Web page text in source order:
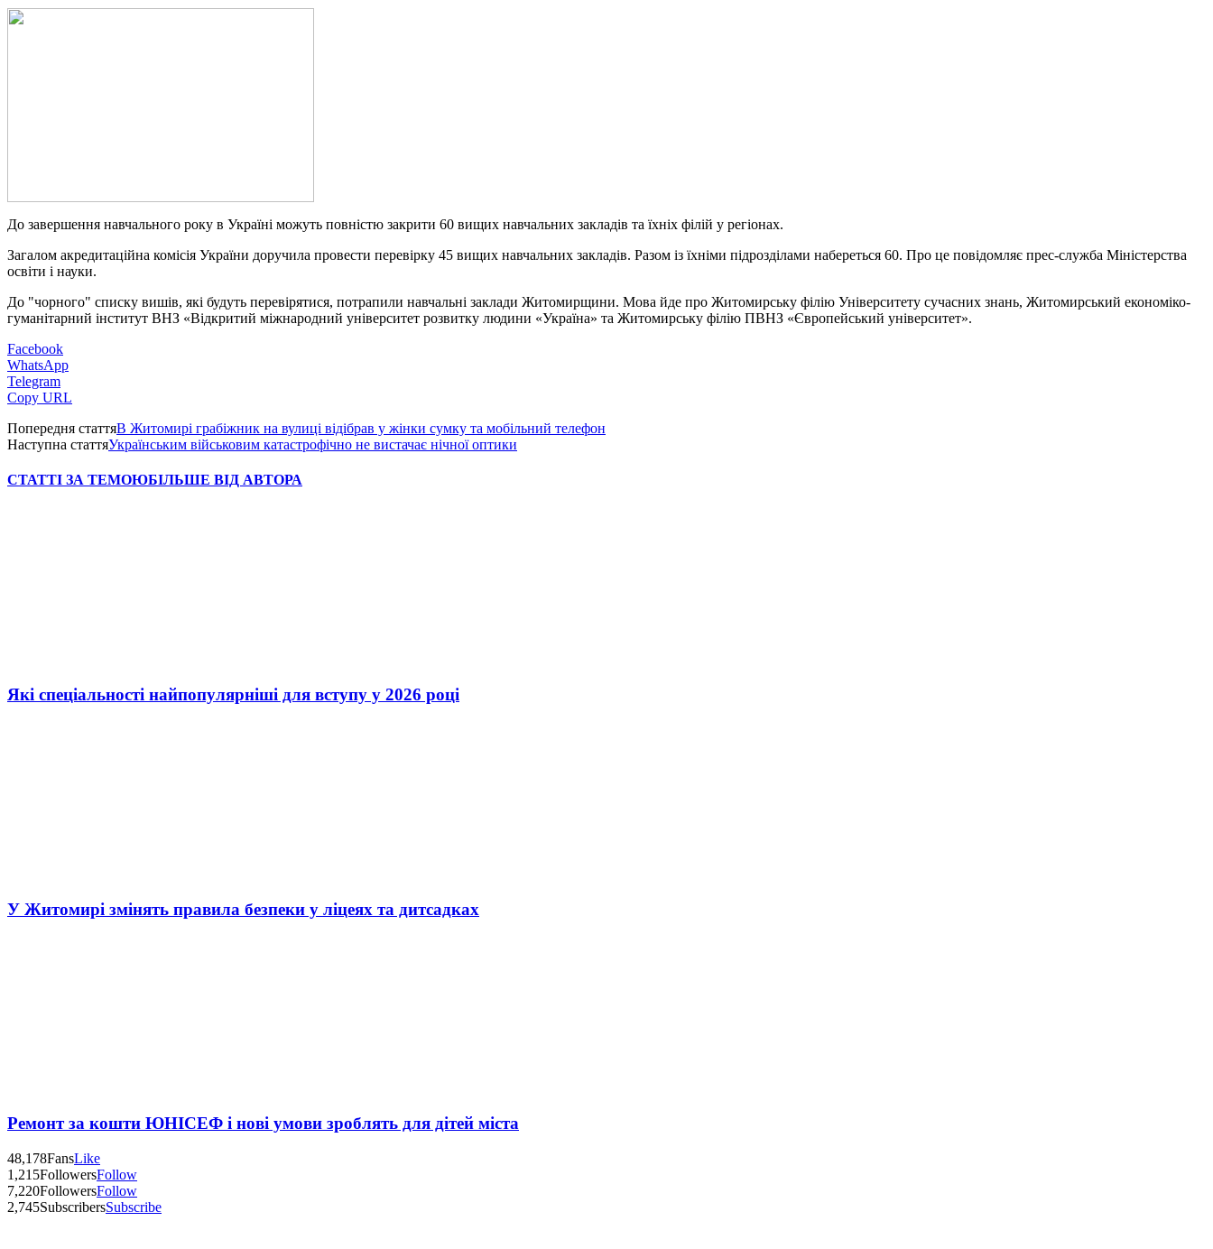
До завершення навчального року в Україні можуть повністю закрити 60 вищих навчальних закладів та їхніх філій у регіонах.
Загалом акредитаційна комісія України доручила провести перевірку 45 вищих навчальних закладів. Разом із їхніми підрозділами набереться 60. Про це повідомляє прес-служба Міністерства
освіти і науки.
До "чорного" списку вишів, які будуть перевірятися, потрапили навчальні заклади Житомирщини. Мова йде про Житомирську філію Університету сучасних знань, Житомирський економіко-
гуманітарний інститут ВНЗ «Відкритий міжнародний університет розвитку людини «Україна» та Житомирську філію ПВНЗ «Європейський університет».
Facebook
WhatsApp
Telegram
Copy URL
Попередня статтяВ Житомирі грабіжник на вулиці відібрав у жінки сумку та мобільний телефон
Наступна статтяУкраїнським військовим катастрофічно не вистачає нічної оптики
СТАТТІ ЗА ТЕМОЮБІЛЬШЕ ВІД АВТОРА
Які спеціальності найпопулярніші для вступу у 2026 році
У Житомирі змінять правила безпеки у ліцеях та дитсадках
Ремонт за кошти ЮНІСЕФ і нові умови зроблять для дітей міста
48,178FansLike
1,215FollowersFollow
7,220FollowersFollow
2,745SubscribersSubscribe